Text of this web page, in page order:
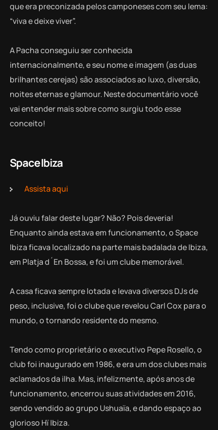
que era preconizada pelos camponeses com seu lema:
“viva e deixe viver”.
A Pacha conseguiu ser conhecida
internacionalmente, e seu nome e imagem (as duas
brilhantes cerejas) são associados ao luxo, diversão,
noites eternas e glamour. Neste documentário você
vai entender mais sobre como surgiu todo esse
conceito!
Space Ibiza
Assista aqui
Já ouviu falar deste lugar? Não? Pois deveria!
Enquanto ainda estava em funcionamento, o Space
Ibiza ficava localizado na parte mais badalada de Ibiza,
em Platja d´En Bossa, e foi um clube memorável.
A casa ficava sempre lotada e levava diversos DJs de
peso, inclusive, foi o clube que revelou Carl Cox para o
mundo, o tornando residente do mesmo.
Tendo como proprietário o executivo Pepe Rosello, o
club foi inaugurado em 1986, e era um dos clubes mais
aclamados da ilha. Mas, infelizmente, após anos de
funcionamento, encerrou suas atividades em 2016,
sendo vendido ao grupo Ushuaïa, e dando espaço ao
glorioso Hï Ibiza.